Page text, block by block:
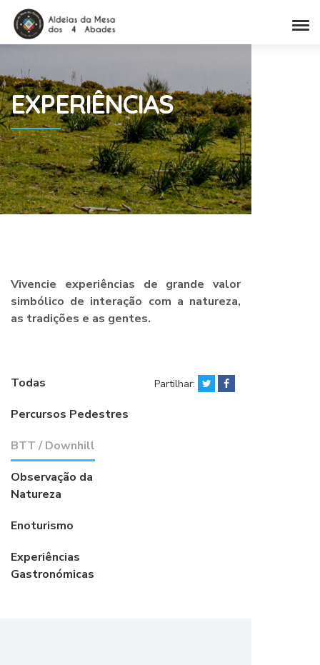
EXPERIÊNCIAS
Vivencie experiências de grande valor
simbólico de interação com a natureza,
as tradições e as gentes.
Partilhar:
Todas
Percursos Pedestres
BTT / Downhill
Observação da
Natureza
Enoturismo
Experiências
Gastronómicas